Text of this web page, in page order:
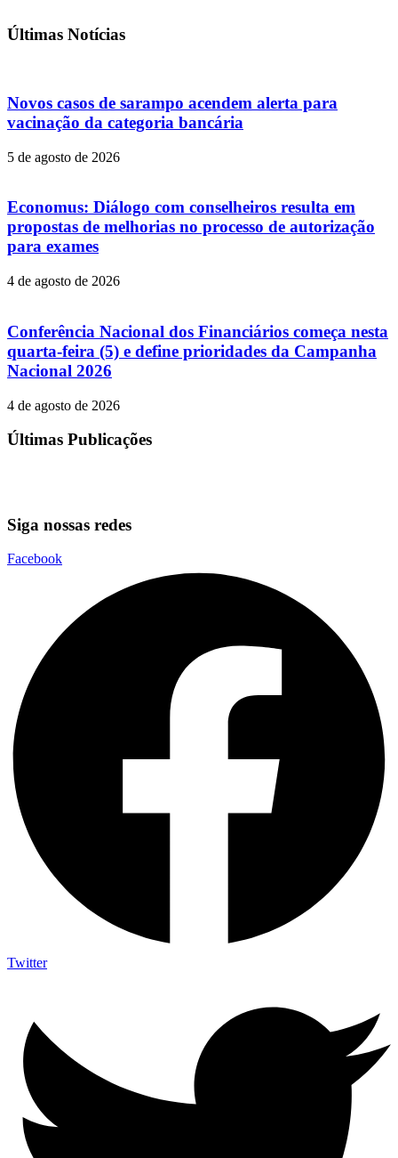
Últimas Notícias
Novos casos de sarampo acendem alerta para
vacinação da categoria bancária
5 de agosto de 2026
Economus: Diálogo com conselheiros resulta em
propostas de melhorias no processo de autorização
para exames
4 de agosto de 2026
Conferência Nacional dos Financiários começa nesta
quarta-feira (5) e define prioridades da Campanha
Nacional 2026
4 de agosto de 2026
Últimas Publicações
Siga nossas redes
Facebook
Twitter